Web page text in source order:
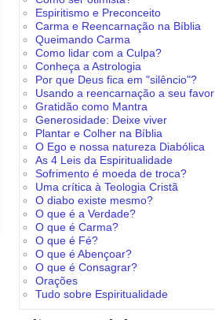
Espiritismo e Preconceito
Carma e Reencarnação na Bíblia
Queimando Carma
Como lidar com a Culpa?
Conheça a Astrologia
Por que Deus fica em "silêncio"?
Usando a reencarnação a seu favor
Gratidão como Mantra
Generosidade: Deixe viver
Plantar e Colher na Bíblia
O Ego e nossa natureza Diabólica
As 4 Leis da Espiritualidade
Sofrimento é moeda de troca?
Uma crítica à Teologia Cristã
O diabo existe mesmo?
O que é a Verdade?
O que é Carma?
O que é Fé?
O que é Abençoar?
O que é Consagrar?
Orações
Tudo sobre Espiritualidade